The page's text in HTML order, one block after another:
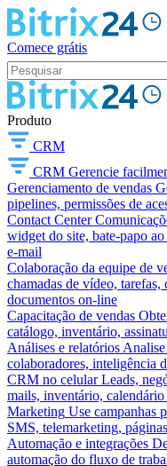
Comece grátis
Produto
CRM
CRM Gerencie
Gerenciamento de vendas
pipelines, permissões de
Contact Center
widget do site, bate-papo
e-mail
Colaboração da equipe de
chamadas de vídeo,
documentos on-line
Capacitação de vendas
catálogo, inventário,
Análises e relatórios
colaboradores, inteligência
CRM no celular Leads,
mails, inventário, calendário
Marketing Use campanhas
SMS, telemarketing,
Automação e integrações
automação do fluxo de